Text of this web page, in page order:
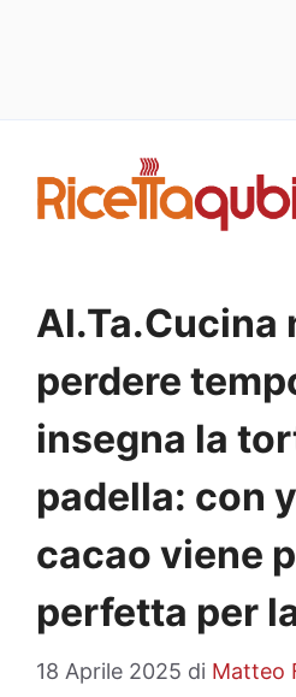
contenuto
Al.Ta.Cucina
perdere
insegna la
padella: con
cacao viene
perfetta per
18 Aprile 2025 di Matteo